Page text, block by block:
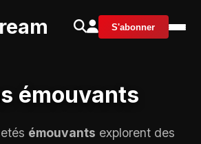
S'abonner
émouvants
émouvants explorent des